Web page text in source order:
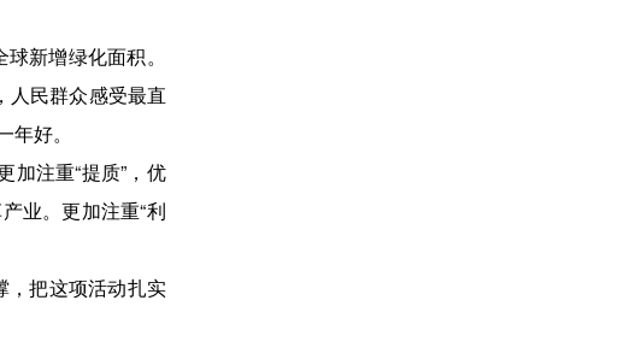
新增绿化面积。
人民群众感受最直
好。
注重“提质”，优
业。更加注重“利
把这项活动扎实